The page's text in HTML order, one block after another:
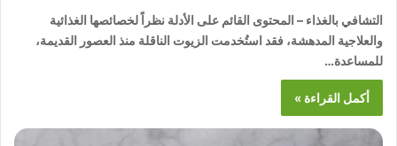
التشافي بالغذاء – المحتوى القائم على الأدلة نظراً لخصائصها الغذائية
والعلاجية المدهشة، فقد استُخدمت الزيوت الناقلة منذ العصور القديمة،
للمساعدة…
أكمل القراءة »